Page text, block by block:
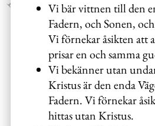
Vi bär vittnen till den
Fadern, och Sonen,
Vi förnekar åsikten att
prisar en och samma
Vi bekänner utan
Kristus är den enda
Fadern. Vi förnekar
hittas utan Kristus.